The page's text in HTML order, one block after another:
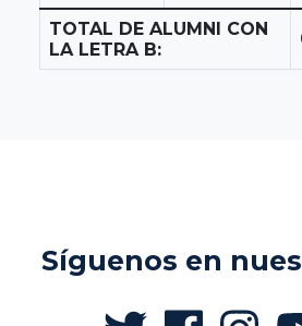
TOTAL DE ALUMNI CON
LA LETRA B:
Síguenos en